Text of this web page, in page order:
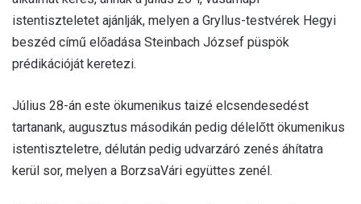
istentiszteletet ajánlják, melyen a Gryllus-testvérek Hegyi
beszéd című előadása Steinbach József püspök
prédikációját keretezi.
Július 28-án este ökumenikus taizé elcsendesedést
tartanank, augusztus másodikán pedig délelőtt ökumenikus
istentiszteletre, délután pedig udvarzáró zenés áhítatra
kerül sor, melyen a BorzsaVári együttes zenél.